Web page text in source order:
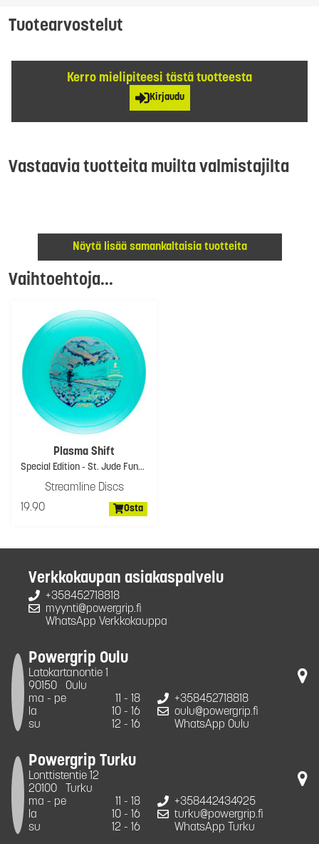
Tuotearvostelut
Kerro mielipiteesi tästä tuotteesta
Kirjaudu
Vastaavia tuotteita muilta valmistajilta
Näytä lisää samankaltaisia tuotteita
Vaihtoehtoja...
Plasma Shift
Special Edition - St. Jude Fundraiser
Streamline Discs
19.90
Osta
Verkkokaupan asiakaspalvelu
+358452718818
myynti@powergrip.fi
WhatsApp Verkkokauppa
Powergrip Oulu
Latokartanontie 1
90150
Oulu
ma - pe
11 - 18
la
10 - 16
su
12 - 16
+358452718818
oulu@powergrip.fi
WhatsApp Oulu
Powergrip Turku
Lonttistentie 12
20100
Turku
ma - pe
11 - 18
la
10 - 16
su
12 - 16
+358442434925
turku@powergrip.fi
WhatsApp Turku